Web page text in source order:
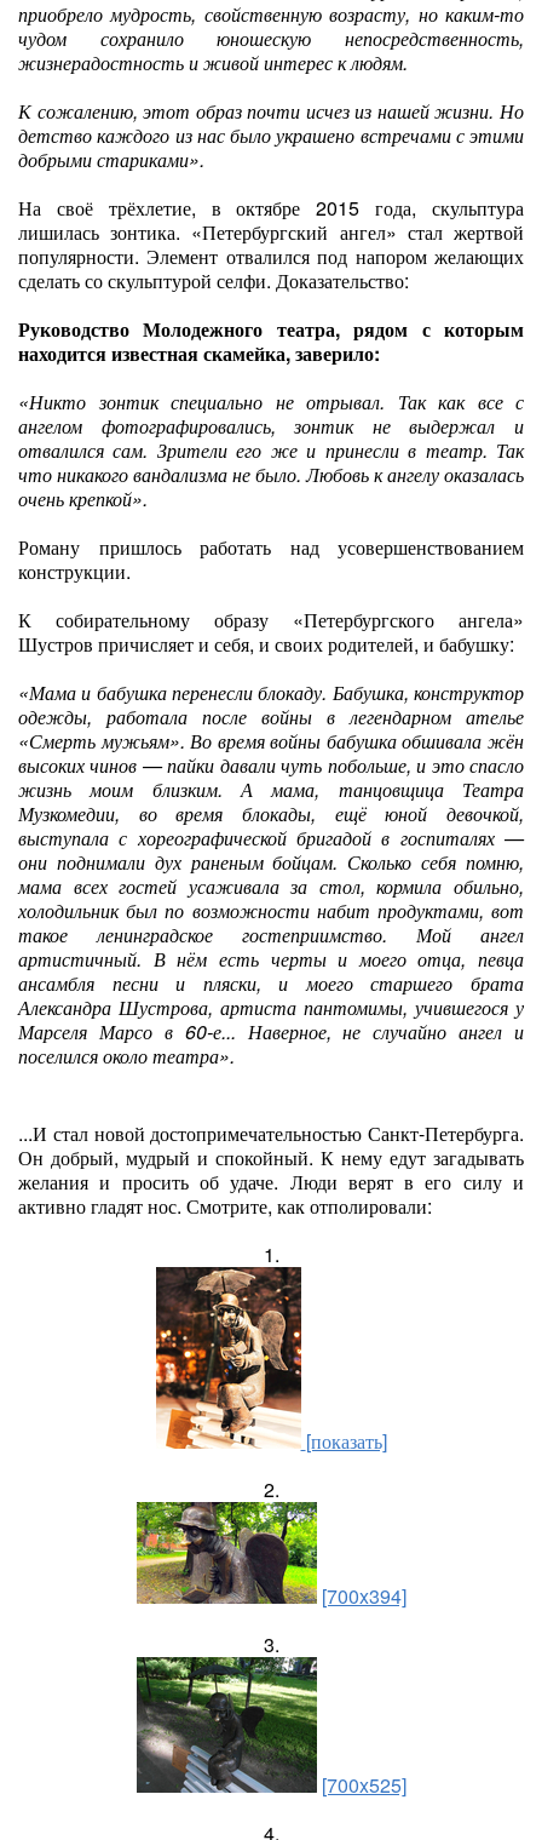
приобрело мудрость, свойственную возрасту, но каким-то
чудом сохранило юношескую непосредственность,
жизнерадостность и живой интерес к людям.
К сожалению, этот образ почти исчез из нашей жизни. Но
детство каждого из нас было украшено встречами с этими
добрыми стариками».
На своё трёхлетие, в октябре 2015 года, скульптура
лишилась зонтика. «Петербургский ангел» стал жертвой
популярности. Элемент отвалился под напором желающих
сделать со скульптурой селфи. Доказательство:
Руководство Молодежного театра, рядом с которым
находится известная скамейка, заверило:
«Никто зонтик специально не отрывал. Так как все с
ангелом фотографировались, зонтик не выдержал и
отвалился сам. Зрители его же и принесли в театр. Так
что никакого вандализма не было. Любовь к ангелу оказалась
очень крепкой».
Роману пришлось работать над усовершенствованием
конструкции.
К собирательному образу «Петербургского ангела»
Шустров причисляет и себя, и своих родителей, и бабушку:
«Мама и бабушка перенесли блокаду. Бабушка, конструктор
одежды, работала после войны в легендарном ателье
«Смерть мужьям». Во время войны бабушка обшивала жён
высоких чинов — пайки давали чуть побольше, и это спасло
жизнь моим близким. А мама, танцовщица Театра
Музкомедии, во время блокады, ещё юной девочкой,
выступала с хореографической бригадой в госпиталях —
они поднимали дух раненым бойцам. Сколько себя помню,
мама всех гостей усаживала за стол, кормила обильно,
холодильник был по возможности набит продуктами, вот
такое ленинградское гостеприимство. Мой ангел
артистичный. В нём есть черты и моего отца, певца
ансамбля песни и пляски, и моего старшего брата
Александра Шустрова, артиста пантомимы, учившегося у
Марселя Марсо в 60-е... Наверное, не случайно ангел и
поселился около театра».
...И стал новой достопримечательностью Санкт-Петербурга.
Он добрый, мудрый и спокойный. К нему едут загадывать
желания и просить об удаче. Люди верят в его силу и
активно гладят нос. Смотрите, как отполировали:
1.
[показать]
2.
[700x394]
3.
[700x525]
4.